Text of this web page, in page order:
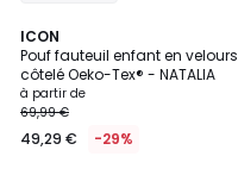
ICON
Pouf fauteuil enfant en velours
côtelé Oeko-Tex® - NATALIA
à partir de
69,99 €
49,29 € -29%
4,6
/ 5
6
Couleurs